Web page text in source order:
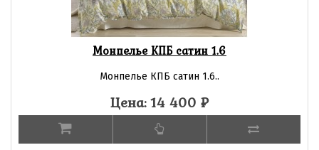
Монпелье КПБ сатин 1.6
Монпелье КПБ сатин 1.6..
Цена: 14 400 ₽